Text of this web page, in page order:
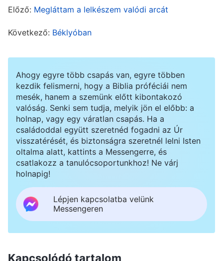
megóvjam a családomat. Istenre gondoltam, aki
testet öltött, hogy teljesen megmentsen minket
igazságokat, hogy öntözzön és megerősítsen
minket, miközben elviseli a nagy vörös sárkány
elnyomását, letartóztatását, becsmérlését és
elítélését, valamint a vallási közösség elutasítását
és rágalmait. Oly nagy Isten szeretete az
emberiség iránt! Olyan sokat kaptam Istentől,
miközben végig a családomat és a lányomat
dédelgettem, és nem gondoltam arra, hogyan
háláljam meg Isten szeretetét. Hol volt a
lelkiismeretem? Erre a gondolatra mélyen Isten
adósának éreztem magam, és elhatároztam,
rám nyomást a férjem, követni fogom Istent,
Előző: Megláttam a lelkészem valódi arcát
Következő: Béklyóban
Ahogy egyre több csapás van, egyre többen
kezdik felismerni, hogy a Biblia próféciái nem
mesék, hanem a szemünk előtt kibontakozó
valóság. Senki sem tudja, melyik jön el előbb: a
holnap, vagy egy váratlan csapás. Ha a
családoddal együtt szeretnéd fogadni az Úr
visszatérését, és biztonságra szeretnél lelni Isten
oltalma alatt, kattints a Messengerre, és
csatlakozz a tanulócsoportunkhoz! Ne várj
holnapig!
Lépjen kapcsolatba velünk
Messengeren
Kapcsolódó tartalom